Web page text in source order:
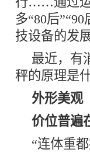
多“80后
技设备的发
最近，有
秤的原理是
外形美观
价位普遍
“连体重